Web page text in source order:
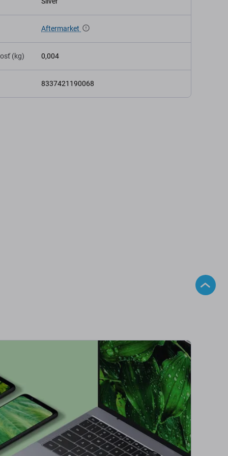
Aftermarket
(kg) 0,004
8337421190068